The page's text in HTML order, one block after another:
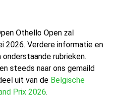
Othello Open zal
2026. Verdere informatie en
rubrieken.
steeds naar ons gemaild
uit van de Belgische
Prix 2026.